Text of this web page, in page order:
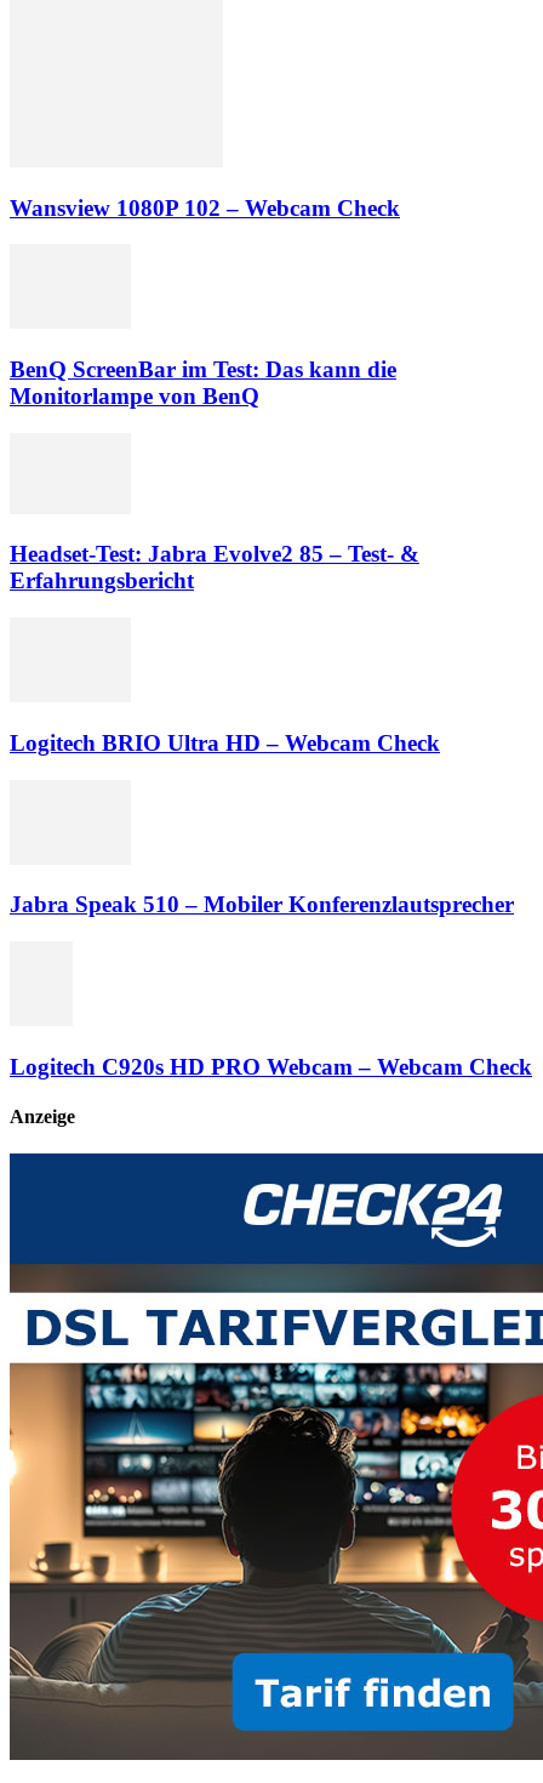
Wansview 1080P 102 – Webcam Check
BenQ ScreenBar im Test: Das kann die
Monitorlampe von BenQ
Headset-Test: Jabra Evolve2 85 – Test- &
Erfahrungsbericht
Logitech BRIO Ultra HD – Webcam Check
Jabra Speak 510 – Mobiler Konferenzlautsprecher
Logitech C920s HD PRO Webcam – Webcam Check
Anzeige